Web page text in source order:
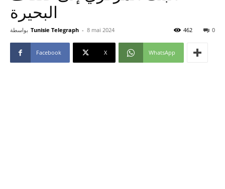
البحيرة
بواسطة Tunisie Telegraph - 8 mai 2024 0
462
Facebook X WhatsApp